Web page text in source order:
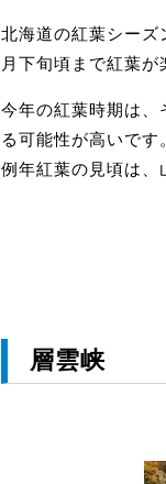
北海道の紅葉シーズ
月下旬頃まで紅葉が
今年の紅葉時期は、
る可能性が高いで
例年紅葉の見頃は、
層雲峡